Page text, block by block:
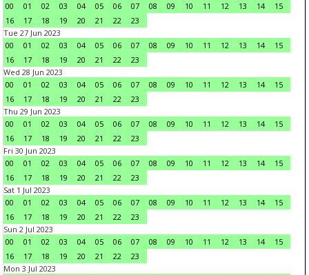
00
01 02 03 04 05 06 07 08 09 10 11 12 13 14
15
16
17 18 19 20 21 22
23
Tue 27 Jun 2023
00
01 02 03 04 05 06 07 08 09 10 11 12 13 14
15
16
17 18 19 20 21 22
23
Wed 28 Jun 2023
00
01 02 03 04 05 06 07 08 09 10 11 12 13 14
15
16
17 18 19 20 21 22
23
Thu 29 Jun 2023
00
01 02 03 04 05 06 07 08 09 10 11 12 13 14
15
16
17 18 19 20 21 22
23
Fri 30 Jun 2023
00
01 02 03 04 05 06 07 08 09 10 11 12 13 14
15
16
17 18 19 20 21 22
23
Sat 1 Jul 2023
00
01 02 03 04 05 06 07 08 09 10 11 12 13 14
15
16
17 18 19 20 21 22
23
Sun 2 Jul 2023
00
01 02 03 04 05 06 07 08 09 10 11 12 13 14
15
16
17 18 19 20 21 22
23
Mon 3 Jul 2023